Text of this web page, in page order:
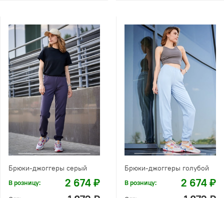
Брюки-джоггеры серый
В розницу: 2 674 ₽
Брюки-джоггеры голубой
В розницу: 2 674 ₽